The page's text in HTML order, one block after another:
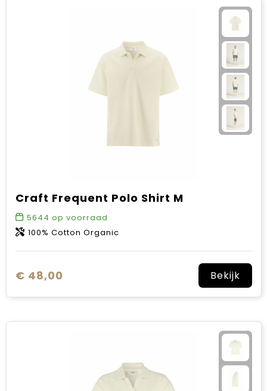
Craft Frequent Polo Shirt M
5644 op voorraad
100% Cotton Organic
€ 48,00 Bekijk